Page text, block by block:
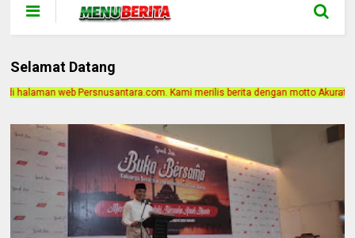
Selamat Datang
Kami merilis berita dengan motto Akurat, Independen, Terpercaya.